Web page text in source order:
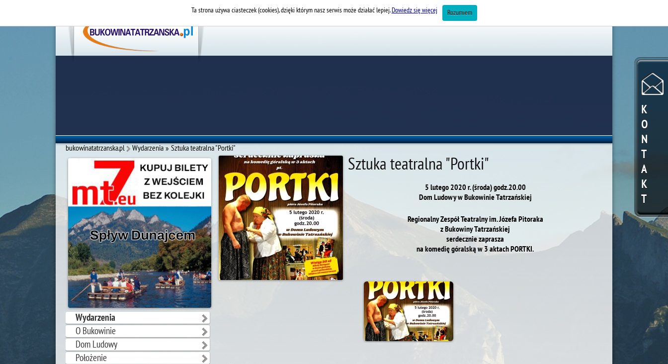
K
O
N
T
A
K
T
bukowinatatrzanska.pl Wydarzenia »Sztuka teatralna "Portki"
Wydarzenia
O Bukowinie
Dom Ludowy
Położenie
Sztuka teatralna "Portki"
5 lutego 2020 r. (środa) godz.20.00
Dom Ludowy w Bukowinie Tatrzańskiej
Regionalny Zespół Teatralny im. Józefa Pitoraka
z Bukowiny Tatrzańskiej
serdecznie zaprasza
na komedię góralską w 3 aktach PORTKI.
Ta strona używa ciasteczek (cookies), dzięki którym nasz serwis może działać lepiej.Dowiedz się więcej Rozumiem